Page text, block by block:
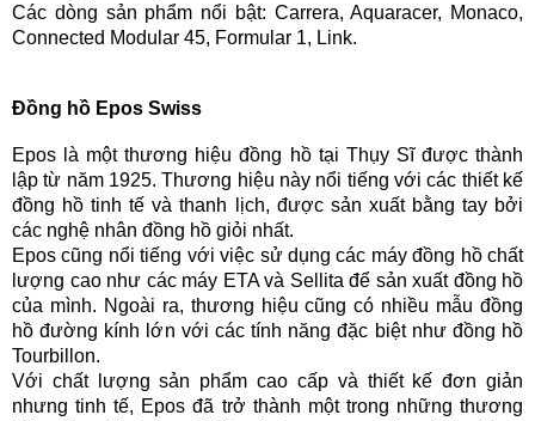
Các dòng sản phẩm nổi bật: Carrera, Aquaracer, Monaco,
Connected Modular 45, Formular 1, Link.
Đồng hồ Epos Swiss
Epos là một thương hiệu đồng hồ tại Thụy Sĩ được thành
lập từ năm 1925. Thương hiệu này nổi tiếng với các thiết kế
đồng hồ tinh tế và thanh lịch, được sản xuất bằng tay bởi
các nghệ nhân đồng hồ giỏi nhất.
Epos cũng nổi tiếng với việc sử dụng các máy đồng hồ chất
lượng cao như các máy ETA và Sellita để sản xuất đồng hồ
của mình. Ngoài ra, thương hiệu cũng có nhiều mẫu đồng
hồ đường kính lớn với các tính năng đặc biệt như đồng hồ
Tourbillon.
Với chất lượng sản phẩm cao cấp và thiết kế đơn giản
nhưng tinh tế, Epos đã trở thành một trong những thương